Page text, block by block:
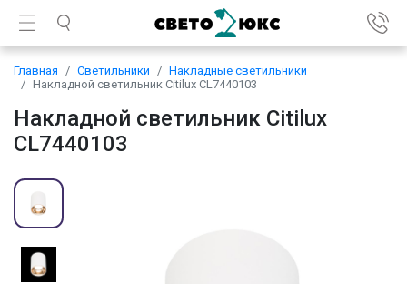
Главная Светильники
Накладные светильники
Накладной светильник Citilux CL7440103
Накладной светильник Citilux
CL7440103